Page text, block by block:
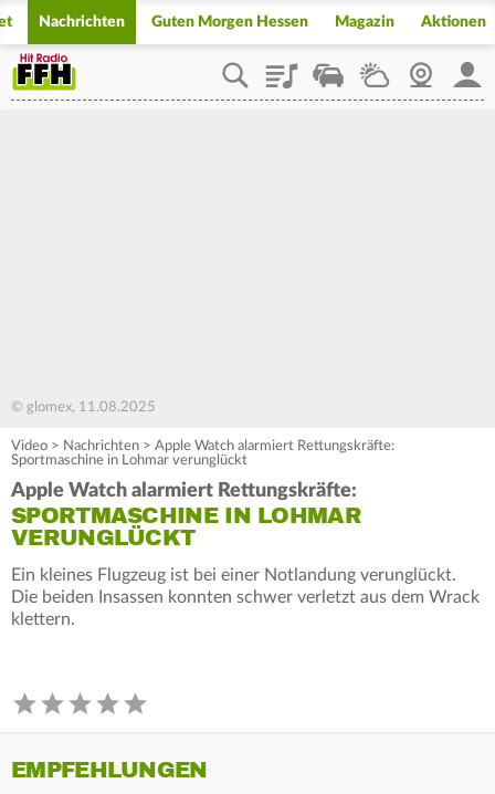
Nachrichten Guten Morgen Hessen Magazin Aktionen
PlaylistStaupilotWetterWebcam
© glomex, 11.08.2025
Video > Nachrichten > Apple Watch alarmiert Rettungskräfte:
Sportmaschine in Lohmar verunglückt
Apple Watch alarmiert Rettungskräfte:
SPORTMASCHINE IN LOHMAR
VERUNGLÜCKT
Ein kleines Flugzeug ist bei einer Notlandung verunglückt.
Die beiden Insassen konnten schwer verletzt aus dem Wrack
klettern.
EMPFEHLUNGEN